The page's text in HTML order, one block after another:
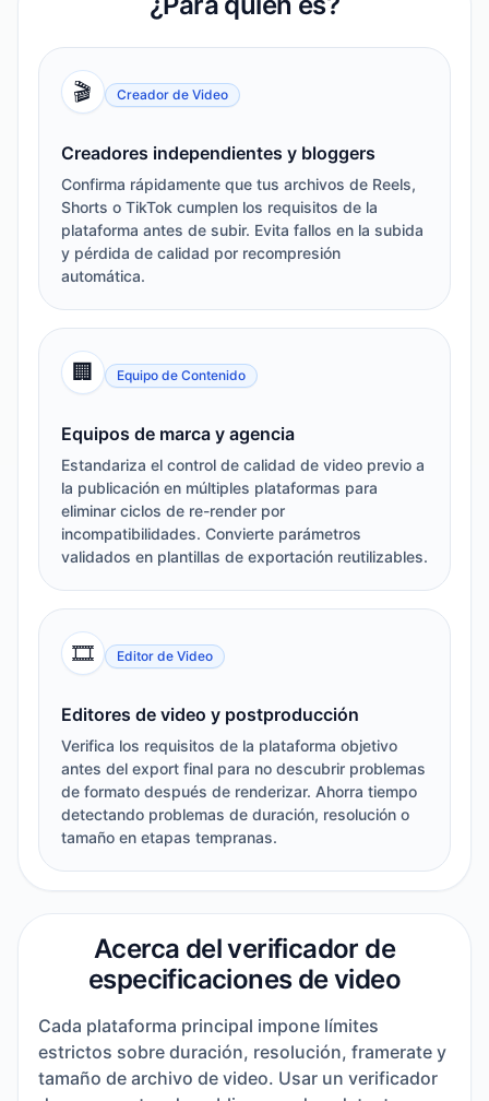
🎬 Creador de Video
Creadores independientes y bloggers
Confirma rápidamente que tus archivos de Reels,
Shorts o TikTok cumplen los requisitos de la
plataforma antes de subir. Evita fallos en la subida
y pérdida de calidad por recompresión
automática.
🏢 Equipo de Contenido
Equipos de marca y agencia
Estandariza el control de calidad de video previo a
la publicación en múltiples plataformas para
eliminar ciclos de re-render por
incompatibilidades. Convierte parámetros
validados en plantillas de exportación reutilizables.
🎞️ Editor de Video
Editores de video y postproducción
Verifica los requisitos de la plataforma objetivo
antes del export final para no descubrir problemas
de formato después de renderizar. Ahorra tiempo
detectando problemas de duración, resolución o
tamaño en etapas tempranas.
Acerca del verificador de
especificaciones de video
Cada plataforma principal impone límites
estrictos sobre duración, resolución, framerate y
tamaño de archivo de video. Usar un verificador